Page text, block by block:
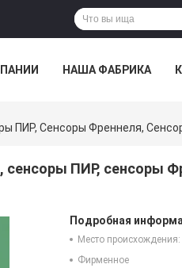
НАША ФАБРИКА
ПИР, Сенсоры Френнеля,
сенсоры ПИР, сенсоры
Подробная
Место происхождения:
Фирменное